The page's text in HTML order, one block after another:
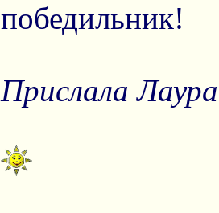
победильник!
Прислала